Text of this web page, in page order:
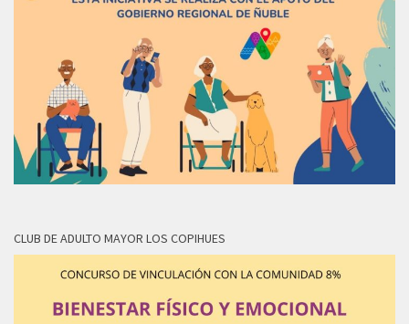
CLUB DE ADULTO MAYOR LOS COPIHUES